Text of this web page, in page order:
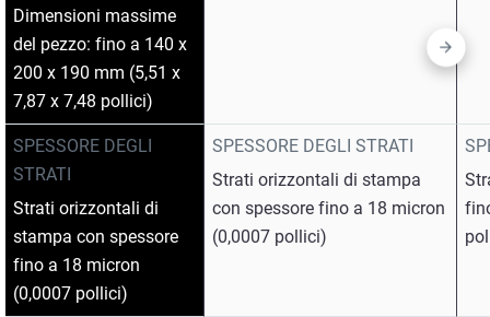
Dimensioni massime
del pezzo: fino a 140 x
200 x 190 mm (5,51 x
7,87 x 7,48 pollici)
SPESSORE DEGLI
STRATI
Strati orizzontali di
stampa con spessore
fino a 18 micron
(0,0007 pollici)
SPESSORE DEGLI STRATI
Strati orizzontali di stampa
con spessore fino a 18 micron
(0,0007 pollici)